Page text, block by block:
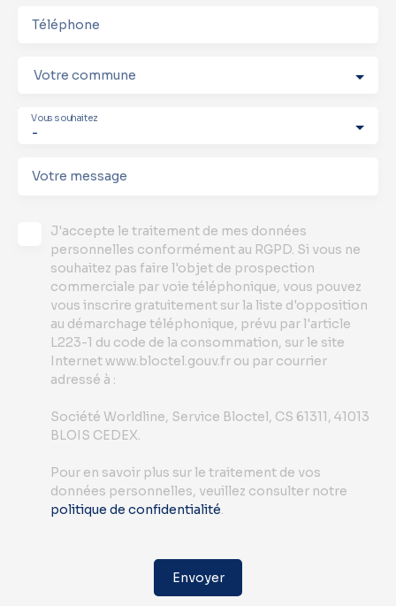
Téléphone
Votre commune
-
Vous souhaitez
Votre message
J'accepte le traitement de mes données
personnelles conformément au RGPD. Si vous ne
souhaitez pas faire l'objet de prospection
commerciale par voie téléphonique, vous pouvez
vous inscrire gratuitement sur la liste d'opposition
au démarchage téléphonique, prévu par l'article
L223-1 du code de la consommation, sur le site
Internet www.bloctel.gouv.fr ou par courrier
adressé à :
Société Worldline, Service Bloctel, CS 61311, 41013
BLOIS CEDEX.
Pour en savoir plus sur le traitement de vos
données personnelles, veuillez consulter notre
politique de confidentialité.
Envoyer